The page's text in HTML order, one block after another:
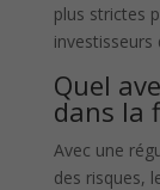
plus strictes
investisseurs
Quel
dans la
Avec une
des risques,